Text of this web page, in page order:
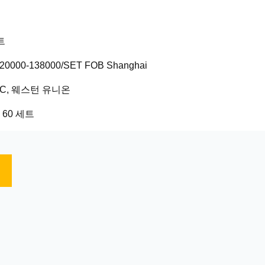
138000/SET FOB Shanghai
웨스턴 유니온
60 세트